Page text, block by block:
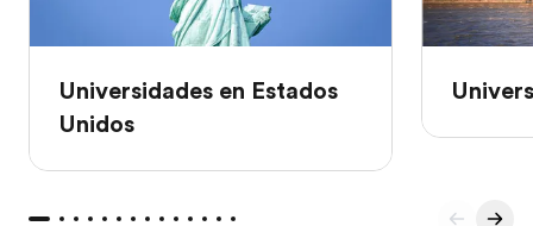
Universidades en Estados
Unidos